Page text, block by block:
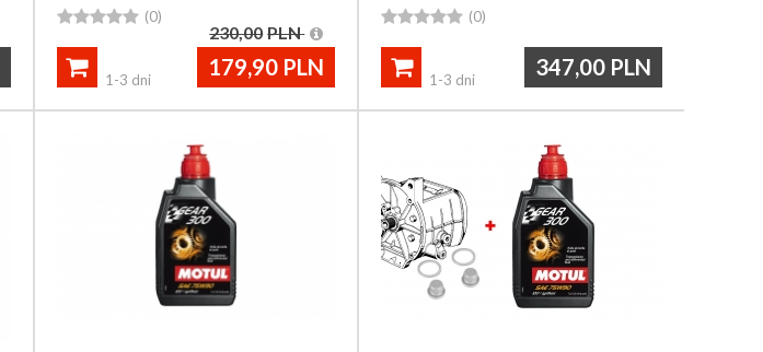
 (0)
230,00 PLN
179,90 PLN

1-3 dni
 (0)
347,00 PLN

1-3 dni